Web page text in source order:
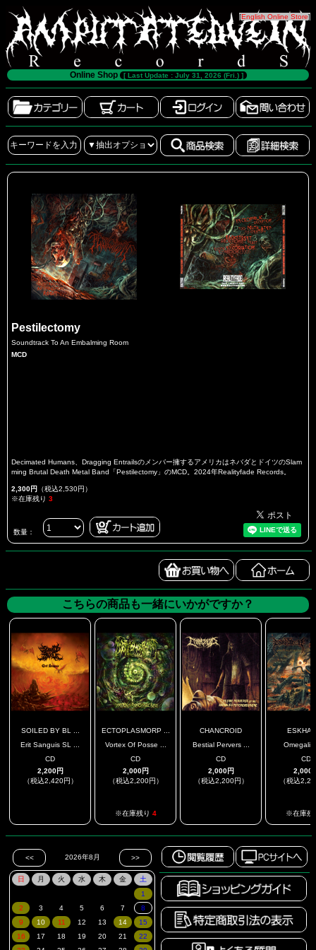
[English Online Store]
Online Shop [ Last Update : July 31, 2026 (Fri.) ]
Pestilectomy
Soundtrack To An Embalming Room
MCD
Decimated Humans、Dragging Entrailsのメンバー擁するアメリカはネバダとドイツのSlam
ming Brutal Death Metal Band「Pestilectomy」のMCD。2024年Realityfade Records。
2,300円 （税込2,530円）
※在庫残り 3
数量：
こちらの商品も一緒にいかがですか？
SOILED BY BL ...
Erit Sanguis SL ...
CD
2,200円
（税込2,420円）
ECTOPLASMORP ...
Vortex Of Posse ...
CD
2,000円
（税込2,200円）
※在庫残り 4
CHANCROID
Bestial Pervers ...
CD
2,000円
（税込2,200円）
CD
2,000
（税込
※在庫残